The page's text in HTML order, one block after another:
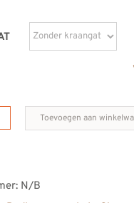
Toevoegen aan
N/B